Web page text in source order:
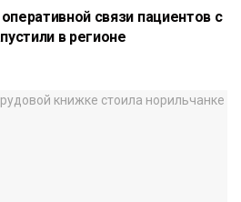
связи пациентов с
в регионе